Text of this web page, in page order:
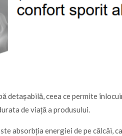
detașabilă, ceea ce permite
de viață a produsului.
absorbția energiei de pe călcâi,